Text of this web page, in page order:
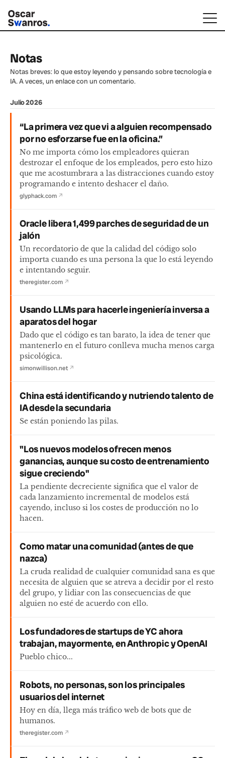
Notas
Notas breves: lo que estoy leyendo y pensando sobre tecnología e
IA. A veces, un enlace con un comentario.
Julio 2026
“La primera vez que vi a alguien recompensado
por no esforzarse fue en la oficina.”
No me importa cómo los empleadores quieran
destrozar el enfoque de los empleados, pero esto hizo
que me acostumbrara a las distracciones cuando estoy
programando e intento deshacer el daño.
glyphack.com ↗
Oracle libera 1,499 parches de seguridad de un
jalón
Un recordatorio de que la calidad del código solo
importa cuando es una persona la que lo está leyendo
e intentando seguir.
theregister.com ↗
Usando LLMs para hacerle ingeniería inversa a
aparatos del hogar
Dado que el código es tan barato, la idea de tener que
mantenerlo en el futuro conlleva mucha menos carga
psicológica.
simonwillison.net ↗
China está identificando y nutriendo talento de
IA desde la secundaria
Se están poniendo las pilas.
"Los nuevos modelos ofrecen menos
ganancias, aunque su costo de entrenamiento
sigue creciendo"
La pendiente decreciente significa que el valor de
cada lanzamiento incremental de modelos está
cayendo, incluso si los costes de producción no lo
hacen.
Como matar una comunidad (antes de que
nazca)
La cruda realidad de cualquier comunidad sana es que
necesita de alguien que se atreva a decidir por el resto
del grupo, y lidiar con las consecuencias de que
alguien no esté de acuerdo con ello.
Los fundadores de startups de YC ahora
trabajan, mayormente, en Anthropic y OpenAI
Pueblo chico...
Robots, no personas, son los principales
usuarios del internet
Hoy en día, llega más tráfico web de bots que de
humanos.
theregister.com ↗